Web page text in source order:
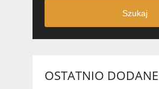
Szukaj
OSTATNIO DODANE